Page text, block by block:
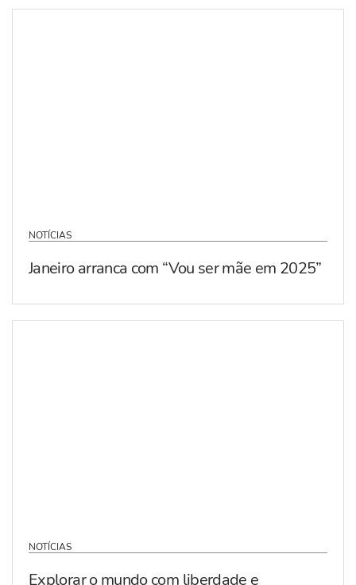
NOTÍCIAS
Janeiro arranca com “Vou ser mãe em 2025”
NOTÍCIAS
Explorar o mundo com liberdade e